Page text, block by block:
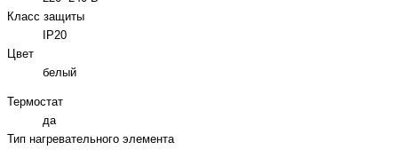
Класс защиты
IP20
Цвет
белый
Термостат
да
Тип нагревательного элемента